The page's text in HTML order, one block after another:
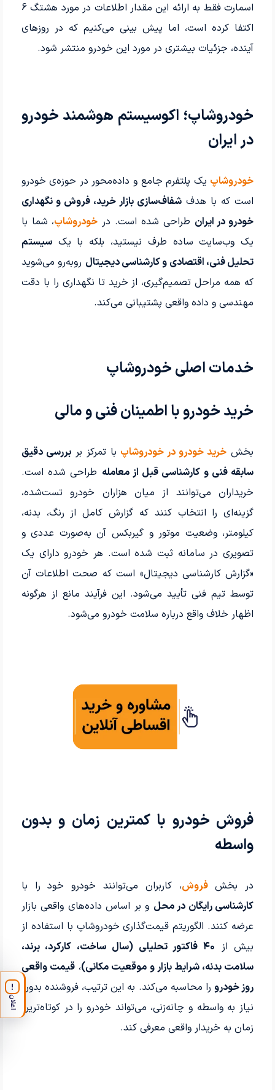
اسمارت فقط به ارائه این مقدار اطلاعات در مورد هشتگ 6
اکتفا کرده است، اما پیش بینی می‌کنیم که در روزهای
آینده، جزئیات بیشتری در مورد این خودرو منتشر شود.
خودروشاپ؛ اکوسیستم هوشمند خودرو
در ایران
خودروشاپ یک پلتفرم جامع و داده‌محور در حوزه‌ی خودرو
است که با هدف شفاف‌سازی بازار خرید، فروش و نگهداری
خودرو در ایران طراحی شده است. در خودروشاپ، شما با
یک وب‌سایت ساده طرف نیستید، بلکه با یکسیستم
تحلیل فنی، اقتصادی و کارشناسی دیجیتال روبه‌رو می‌شوید
که همه مراحل تصمیم‌گیری، از خرید تا نگهداری را با دقت
مهندسی و داده واقعی پشتیبانی می‌کند.
خدمات اصلی خودروشاپ
خرید خودرو با اطمینان فنی و مالی
بخش خرید خودرو در خودروشاپ با تمرکز بربررسی دقیق
سابقه فنی و کارشناسی قبل از معامله طراحی شده است.
خریداران می‌توانند از میان هزاران خودرو تست‌شده،
گزینه‌ای را انتخاب کنند که گزارش کامل از رنگ، بدنه،
کیلومتر، وضعیت موتور و گیربکس آن به‌صورت عددی و
تصویری در سامانه ثبت شده است. هر خودرو دارای یک
«گزارش کارشناسی دیجیتال» است که صحت اطلاعات آن
توسط تیم فنی تأیید می‌شود. این فرآیند مانع از هرگونه
اظهار خلاف واقع درباره سلامت خودرو می‌شود.
فروش خودرو با کمترین زمان و بدون
واسطه
در بخشفروش، کاربران می‌توانند خودرو خود را با
کارشناسی رایگان در محل و بر اساس داده‌های واقعی بازار
عرضه کنند. الگوریتم قیمت‌گذاری خودروشاپ با استفاده از
بیش از
۴۰ فاکتور تحلیلی (سال ساخت، کارکرد، برند،
سلامت بدنه، شرایط بازار و موقعیت مکانی)،قیمت واقعی
روز خودرورا محاسبه می‌کند. به این ترتیب، فروشنده بدون
نیاز به واسطه و چانه‌زنی، می‌تواند خودرو را در کوتاه‌ترین
زمان به خریدار واقعی معرفی کند.
!
اعلان